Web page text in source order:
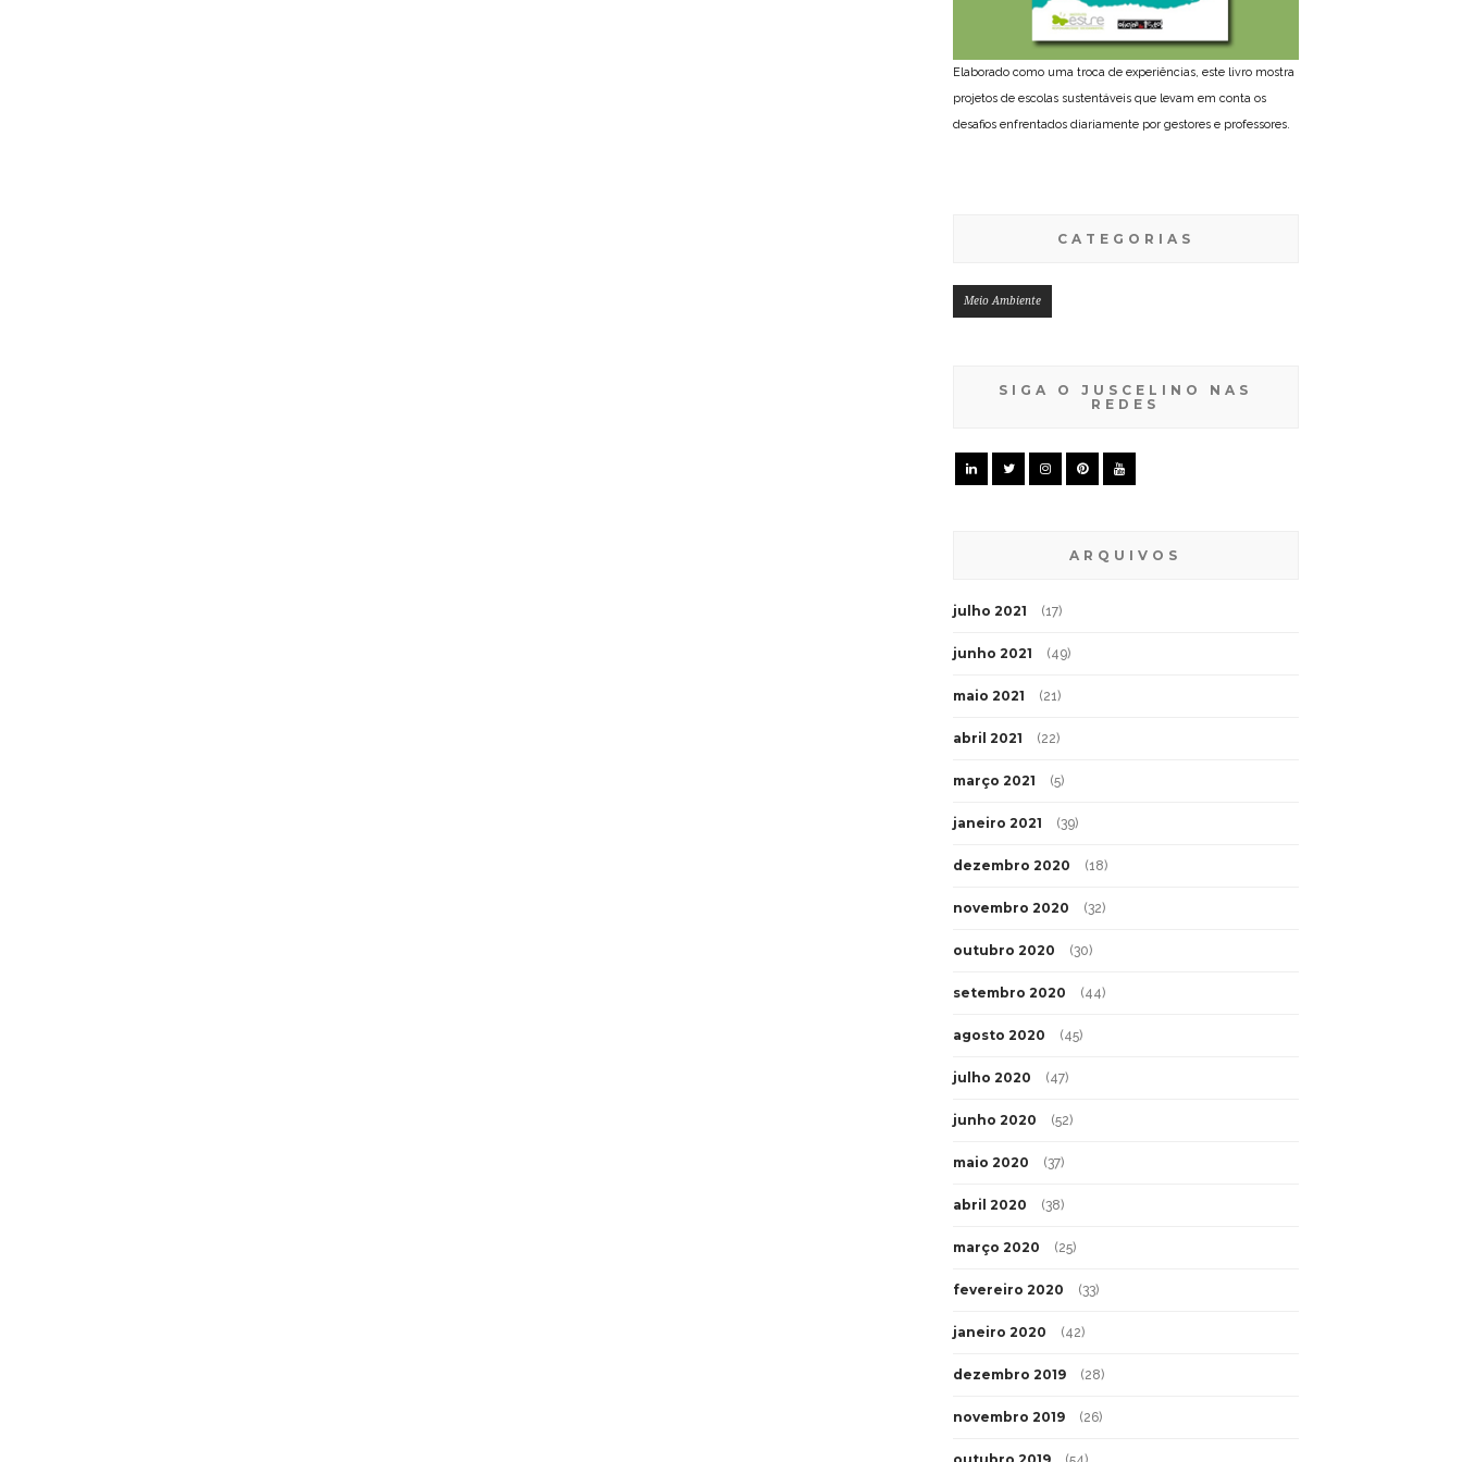
Elaborado como uma troca de experiências, este livro mostra
projetos de escolas sustentáveis que levam em conta os
desafios enfrentados diariamente por gestores e professores.
CATEGORIAS
Meio Ambiente
SIGA O JUSCELINO NAS
REDES
ARQUIVOS
julho 2021 (17)
junho 2021 (49)
maio 2021 (21)
abril 2021 (22)
março 2021 (5)
janeiro 2021 (39)
dezembro 2020 (18)
novembro 2020 (32)
outubro 2020 (30)
setembro 2020 (44)
agosto 2020 (45)
julho 2020 (47)
junho 2020 (52)
maio 2020 (37)
abril 2020 (38)
março 2020 (25)
fevereiro 2020 (33)
janeiro 2020 (42)
dezembro 2019 (28)
novembro 2019 (26)
outubro 2019